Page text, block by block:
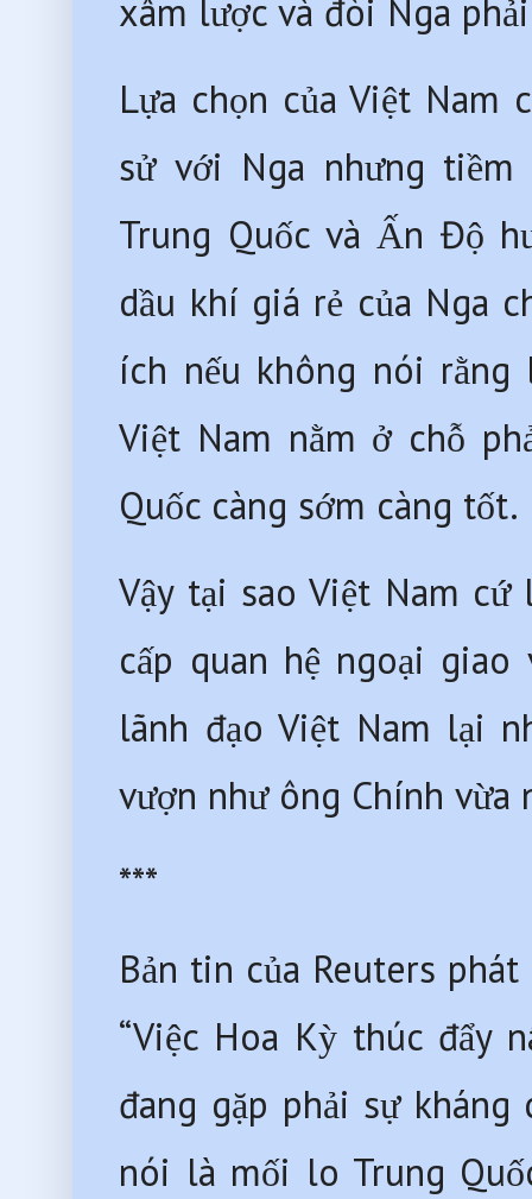
xâm lược và đòi Nga
Lựa chọn của Việt Nam
sử với Nga nhưng
Trung Quốc và Ấn Độ
dầu khí giá rẻ của Nga
ích nếu không nói
Việt Nam nằm ở chỗ
Quốc càng sớm càng tốt.
Vậy tại sao Việt Nam cứ
cấp quan hệ ngoại
lãnh đạo Việt Nam lại
vượn như ông Chính vừa
***
Bản tin của Reuters
“Việc Hoa Kỳ thúc đẩy
đang gặp phải sự
nói là mối lo Trung